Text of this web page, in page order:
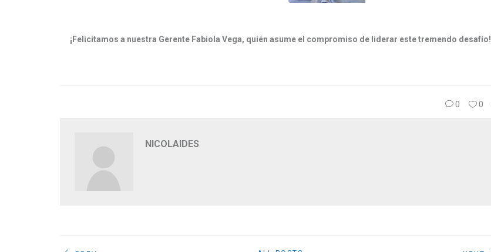
¡Felicitamos a nuestra Gerente Fabiola Vega, quién asume el compromiso de liderar este tremendo desafío!
0 0
NICOLAIDES